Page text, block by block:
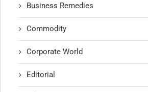
Business Remedies
Commodity
Corporate World
Editorial